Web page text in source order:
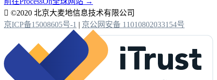
 ©2020 北京大麦地信息技术有限公司
京ICP备15008605号-1 | 京公网安备 11010802033154号